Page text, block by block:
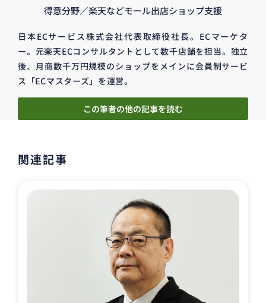
得意分野／楽天などモール出店ショップ支援
日本ECサービス株式会社代表取締役社長。ECマーケタ
ー。元楽天ECコンサルタントとして数千店舗を担当。独立
後、月商数千万円規模のショップをメインに会員制サービ
ス「ECマスターズ」を運営。
この筆者の他の記事を読む
関連記事